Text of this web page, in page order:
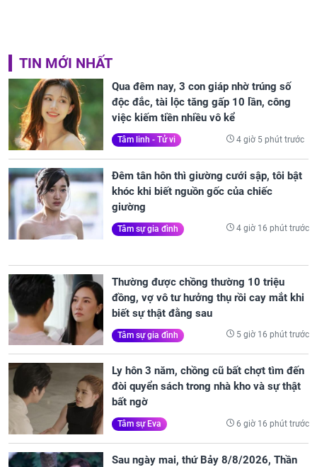
TIN MỚI NHẤT
Qua đêm nay, 3 con giáp nhờ trúng số
độc đắc, tài lộc tăng gấp 10 lần, công
việc kiếm tiền nhiều vô kể
Tâm linh - Tử vi 4 giờ 5 phút trước
Đêm tân hôn thì giường cưới sập, tôi bật
khóc khi biết nguồn gốc của chiếc
giường
Tâm sự gia đình 4 giờ 16 phút trước
Thường được chồng thường 10 triệu
đồng, vợ vô tư hưởng thụ rồi cay mắt khi
biết sự thật đằng sau
Tâm sự gia đình 5 giờ 16 phút trước
Ly hôn 3 năm, chồng cũ bất chợt tìm đến
đòi quyển sách trong nhà kho và sự thật
bất ngờ
Tâm sự Eva 6 giờ 16 phút trước
Sau ngày mai, thứ Bảy 8/8/2026, Thần